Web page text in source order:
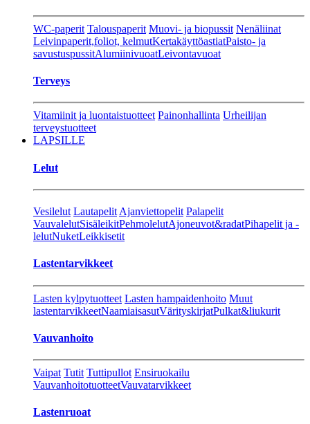
WC-paperit Talouspaperit Muovi- ja biopussit Nenäliinat
Leivinpaperit,foliot, kelmutKertakäyttöastiatPaisto- ja
savustuspussitAlumiinivuoatLeivontavuoat
Terveys
Vitamiinit ja luontaistuotteet Painonhallinta Urheilijan
terveystuotteet
LAPSILLE
Lelut
Vesilelut Lautapelit Ajanviettopelit Palapelit
VauvalelutSisäleikitPehmolelutAjoneuvot&radatPihapelit ja -
lelutNuketLeikkisetit
Lastentarvikkeet
Lasten kylpytuotteet Lasten hampaidenhoito Muut
lastentarvikkeetNaamiaisasutVärityskirjatPulkat&liukurit
Vauvanhoito
Vaipat Tutit Tuttipullot Ensiruokailu
VauvanhoitotuotteetVauvatarvikkeet
Lastenruoat